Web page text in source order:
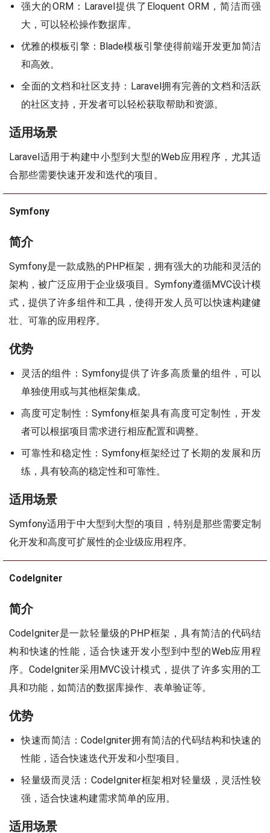
强大的ORM：Laravel提供了Eloquent ORM，简洁而强
大，可以轻松操作数据库。
优雅的模板引擎：Blade模板引擎使得前端开发更加简洁
和高效。
全面的文档和社区支持：Laravel拥有完善的文档和活跃
的社区支持，开发者可以轻松获取帮助和资源。
适用场景
Laravel适用于构建中小型到大型的Web应用程序，尤其适
合那些需要快速开发和迭代的项目。
Symfony
简介
Symfony是一款成熟的PHP框架，拥有强大的功能和灵活的
架构，被广泛应用于企业级项目。Symfony遵循MVC设计模
式，提供了许多组件和工具，使得开发人员可以快速构建健
壮、可靠的应用程序。
优势
灵活的组件：Symfony提供了许多高质量的组件，可以
单独使用或与其他框架集成。
高度可定制性：Symfony框架具有高度可定制性，开发
者可以根据项目需求进行相应配置和调整。
可靠性和稳定性：Symfony框架经过了长期的发展和历
练，具有较高的稳定性和可靠性。
适用场景
Symfony适用于中大型到大型的项目，特别是那些需要定制
化开发和高度可扩展性的企业级应用程序。
CodeIgniter
简介
CodeIgniter是一款轻量级的PHP框架，具有简洁的代码结
构和快速的性能，适合快速开发小型到中型的Web应用程
序。CodeIgniter采用MVC设计模式，提供了许多实用的工
具和功能，如简洁的数据库操作、表单验证等。
优势
快速而简洁：CodeIgniter拥有简洁的代码结构和快速的
性能，适合快速迭代开发和小型项目。
轻量级而灵活：CodeIgniter框架相对轻量级，灵活性较
强，适合快速构建需求简单的应用。
适用场景